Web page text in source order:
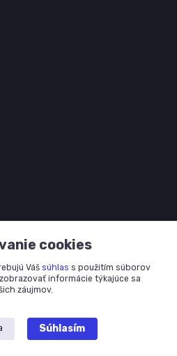
cookies
Váš súhlas s použitím súborov
informácie týkajúce sa
záujmov.
Súhlasím